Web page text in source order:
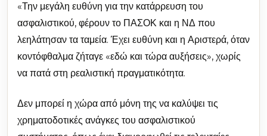
«Την μεγάλη ευθύνη για την κατάρρευση του
ασφαλιστικού, φέρουν το ΠΑΣΟΚ και η ΝΔ που
λεηλάτησαν τα ταμεία. Έχει ευθύνη και η Αριστερά, όταν
κοντόφθαλμα ζήταγε «εδώ και τώρα αυξήσεις», χωρίς
να πατά στη ρεαλιστική πραγματικότητα.
Δεν μπορεί η χώρα από μόνη της να καλύψει τις
χρηματοδοτικές ανάγκες του ασφαλιστικού